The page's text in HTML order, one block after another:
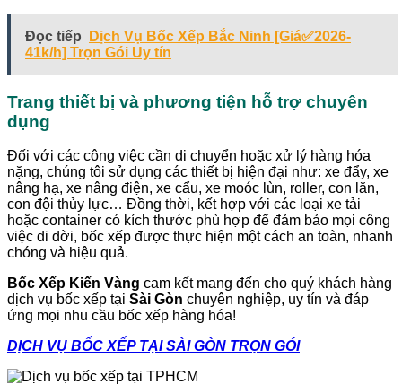
Đọc tiếp
Dịch Vụ Bốc Xếp Bắc Ninh [Giá✅2026-
41k/h] Trọn Gói Uy tín
Trang thiết bị và phương tiện hỗ trợ chuyên
dụng
Đối với các công việc cần di chuyển hoặc xử lý hàng hóa
nặng, chúng tôi sử dụng các thiết bị hiện đại như: xe đẩy, xe
nâng hạ, xe nâng điện, xe cẩu, xe moóc lùn, roller, con lăn,
con đội thủy lực… Đồng thời, kết hợp với các loại xe tải
hoặc container có kích thước phù hợp để đảm bảo mọi công
việc di dời, bốc xếp được thực hiện một cách an toàn, nhanh
chóng và hiệu quả.
Bốc Xếp Kiến Vàng cam kết mang đến cho quý khách hàng
dịch vụ bốc xếp tại Sài Gòn chuyên nghiệp, uy tín và đáp
ứng mọi nhu cầu bốc xếp hàng hóa!
DỊCH VỤ BỐC XẾP TẠI SÀI GÒN TRỌN GÓI